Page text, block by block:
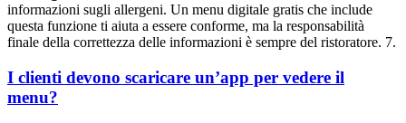
informazioni sugli allergeni. Un menu digitale gratis che include
questa funzione ti aiuta a essere conforme, ma la responsabilità
finale della correttezza delle informazioni è sempre del ristoratore. 7.
I clienti devono scaricare un’app per vedere il
menu?